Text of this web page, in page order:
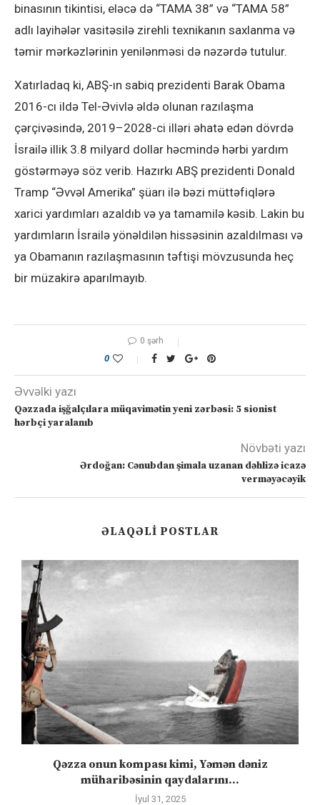
binasının tikintisi, eləcə də “TAMA 38” və “TAMA 58”
adlı layihələr vasitəsilə zirehli texnikanın saxlanma və
təmir mərkəzlərinin yenilənməsi də nəzərdə tutulur.
Xatırladaq ki, ABŞ-ın sabiq prezidenti Barak Obama
2016-cı ildə Tel-Əvivlə əldə olunan razılaşma
çərçivəsində, 2019–2028-ci illəri əhatə edən dövrdə
İsrailə illik 3.8 milyard dollar həcmində hərbi yardım
göstərməyə söz verib. Hazırkı ABŞ prezidenti Donald
Tramp “Əvvəl Amerika” şüarı ilə bəzi müttəfiqlərə
xarici yardımları azaldıb və ya tamamilə kəsib. Lakin bu
yardımların İsrailə yönəldilən hissəsinin azaldılması və
ya Obamanın razılaşmasının təftişi mövzusunda heç
bir müzakirə aparılmayıb.
0 şərh
0
Əvvəlki yazı
Qəzzada işğalçılara müqavimətin yeni zərbəsi: 5 sionist
hərbçi yaralanıb
Növbəti yazı
Ərdoğan: Cənubdan şimala uzanan dəhlizə icazə
verməyəcəyik
ƏLAQƏLI POSTLAR
Qəzza onun kompası kimi, Yəmən dəniz
müharibəsinin qaydalarını...
İyul 31, 2025